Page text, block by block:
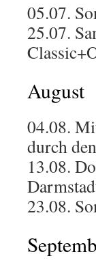
05.07.
25.07.
August
04.08.
durch
13.08.
23.08.